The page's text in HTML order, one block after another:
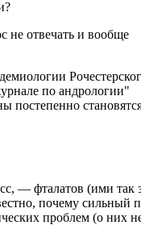
не отвечать и вообще
по андрологии"
постепенно
— фталатов (ими так
почему сильный
проблем (о них